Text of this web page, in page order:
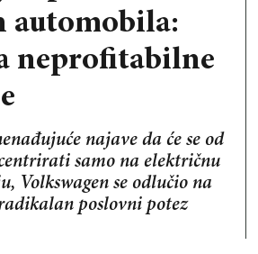
automobila:
neprofitabilne
najave da će se od
samo na električnu
Volkswagen se odlučio na
poslovni potez